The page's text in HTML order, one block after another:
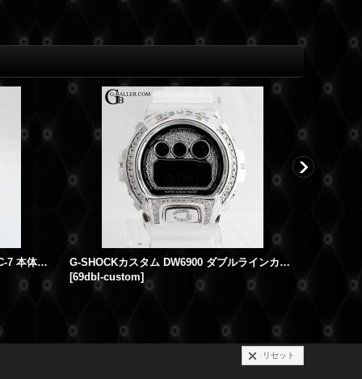
限定 Gショック カスタム DW6900SC-7 本体SET
G-SHOCKカスタム DW6900 ダブルラインカスタム
[69dbl-custom] GB-fullct
リセット